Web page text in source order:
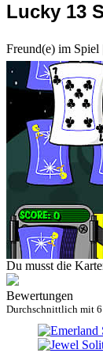
Lucky 13
Freund(e) im Spiel
Du musst die
Bewertungen
Durchschnittlich mit